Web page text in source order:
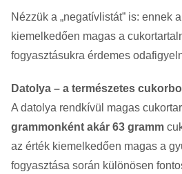
Nézzük a „negatívlistát” is: ennek
kiemelkedően magas a
fogyasztásukra érdemes
Datolya – a természetes
A datolya rendkívül magas
grammonként akár 63 gramm
az érték kiemelkedően magas a
fogyasztása során különösen